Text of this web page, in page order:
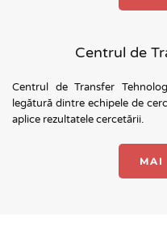
Centrul de
Centrul de Transfer
legătură dintre echipele de
aplice rezultatele cercetării.
MAI